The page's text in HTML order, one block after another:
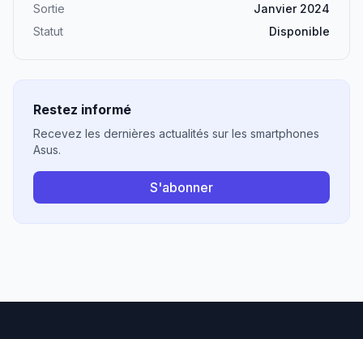
Sortie
Janvier 2024
Statut
Disponible
Restez informé
Recevez les dernières actualités sur les smartphones
Asus.
S'abonner